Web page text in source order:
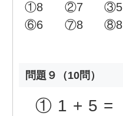
①8 ②7 ③5
⑥6 ⑦8 ⑧8
問題９（10問）
① 1+5=